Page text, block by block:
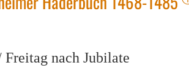
nach Jubilate